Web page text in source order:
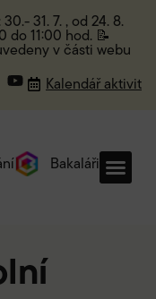
31. 7. , od 24. 8.
do 11:00 hod. 📝
v části webu
Kalendář aktivit
Bakaláři